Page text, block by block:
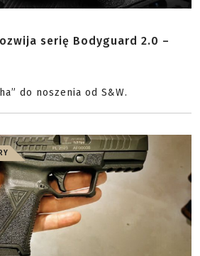
serię Bodyguard 2.0 –
do noszenia od S&W.